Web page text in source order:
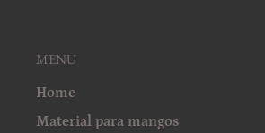
MENU
Home
Material para mangos